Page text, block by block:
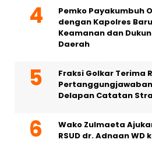
Pemko Payakumbuh
dengan Kapolres
Keamanan dan
Daerah
Fraksi Golkar Terima
Pertanggungjawaban
Delapan Catatan
Wako Zulmaeta
RSUD dr. Adnaan WD